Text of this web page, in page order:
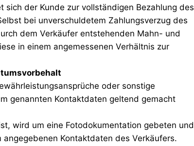
der Kunde zur vollständigen Bezahlung des
bei unverschuldetem Zahlungsverzug des
dem Verkäufer entstehenden Mahn- und
in einem angemessenen Verhältnis zur
oder sonstige
genannten Kontaktdaten geltend gemacht
wird um eine Fotodokumentation gebeten und
Kontaktdaten des Verkäufers.